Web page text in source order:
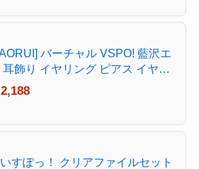
バーチャル VSPO! 藍沢エ
耳飾り イヤリング ピアス イヤー
リップ コスプレ あいざわえま 猫
小物 ぶいすぽっ！飾り物 新衣装
穴あり) [並行輸入品]
2,188
いすぽっ！ クリアファイルセット